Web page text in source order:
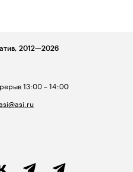
13:00 – 14:00
2012—2026